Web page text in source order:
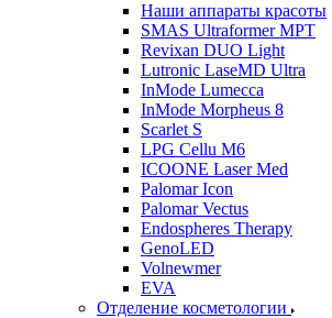
Наши аппараты красоты
SMAS Ultraformer MPT
Revixan DUO Light
Lutronic LaseMD Ultra
InMode Lumecca
InMode Morpheus 8
Scarlet S
LPG Cellu M6
ICOONE Laser Med
Palomar Icon
Palomar Vectus
Endospheres Therapy
GenoLED
Volnewmer
EVA
Отделение косметологии